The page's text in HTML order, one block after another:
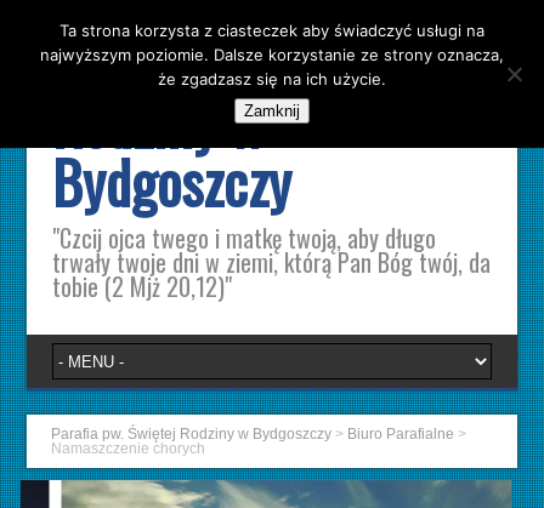
Parafia pw. Świętej
Rodziny w
Bydgoszczy
"Czcij ojca twego i matkę twoją, aby długo
trwały twoje dni w ziemi, którą Pan Bóg twój, da
tobie (2 Mjż 20,12)"
Parafia pw. Świętej Rodziny w Bydgoszczy > Biuro Parafialne >
Namaszczenie chorych
Ta strona korzysta z ciasteczek aby świadczyć usługi na
najwyższym poziomie. Dalsze korzystanie ze strony oznacza,
że zgadzasz się na ich użycie.
Zamknij